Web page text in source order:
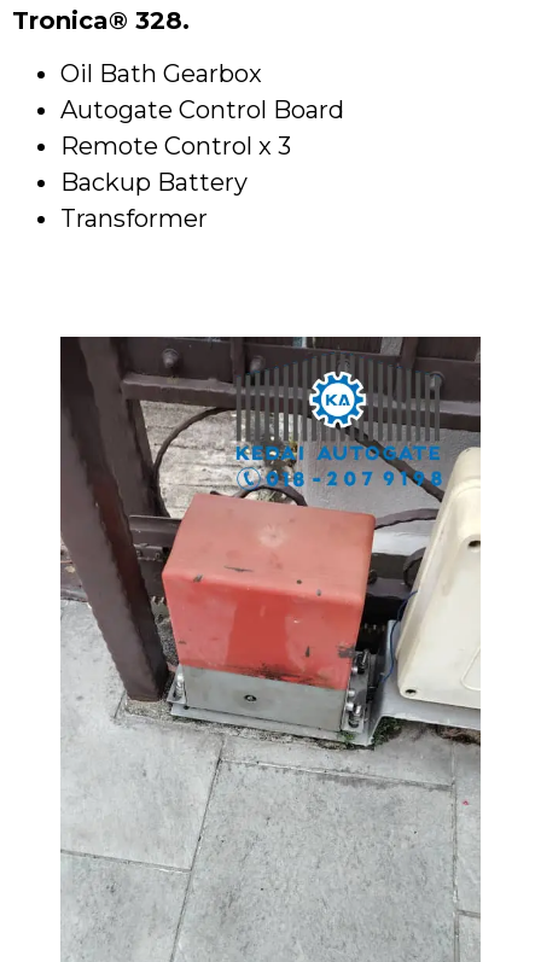
Tronica® 328.
Oil Bath Gearbox
Autogate Control Board
Remote Control x 3
Backup Battery
Transformer